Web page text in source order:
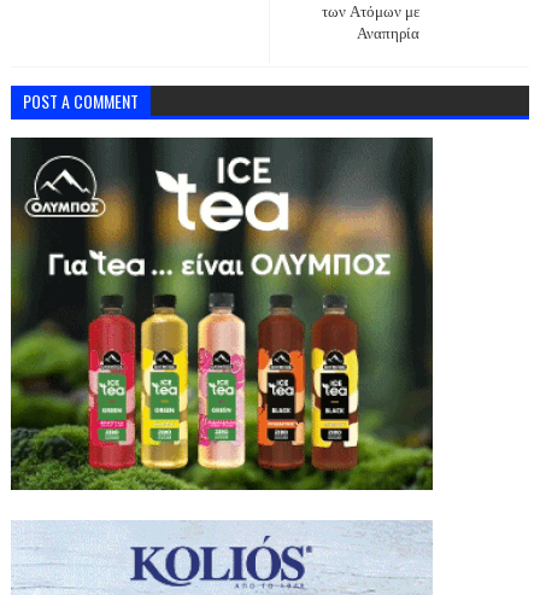
των Ατόμων με
Αναπηρία
POST A COMMENT